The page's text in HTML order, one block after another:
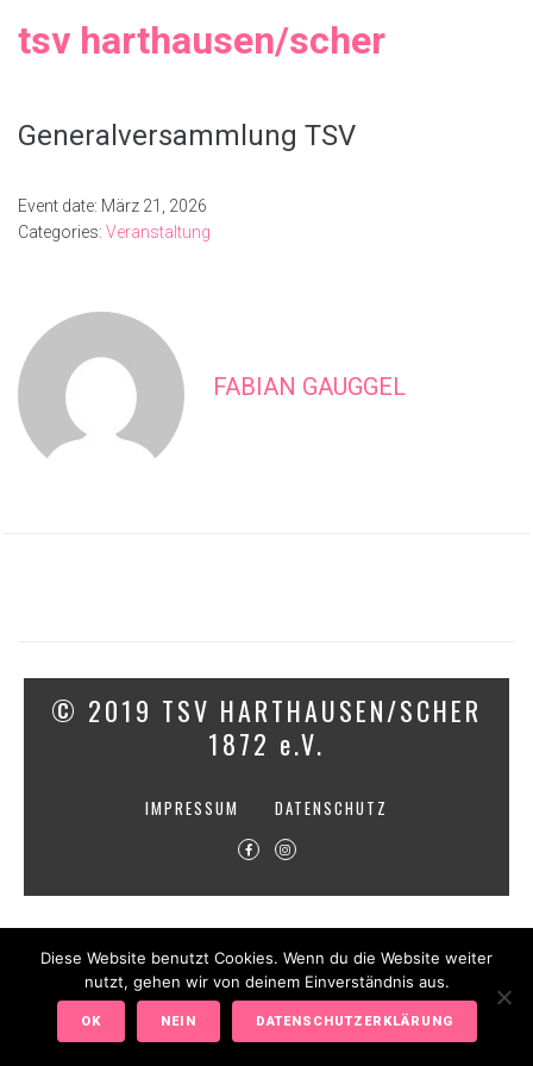
tsv harthausen/scher
Generalversammlung TSV
Event date: März 21, 2026
Categories: Veranstaltung
FABIAN GAUGGEL
© 2019 TSV HARTHAUSEN/SCHER
1872 e.V.
IMPRESSUM DATENSCHUTZ
Diese Website benutzt Cookies. Wenn du die Website weiter
nutzt, gehen wir von deinem Einverständnis aus.
OK NEIN DATENSCHUTZERKLÄRUNG